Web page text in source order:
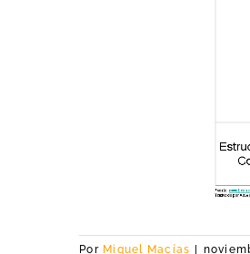
Por Miguel Macías |